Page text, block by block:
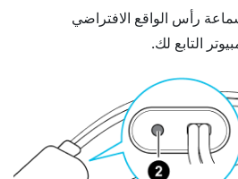
رأس الواقع الافتراضي
التابع لك.